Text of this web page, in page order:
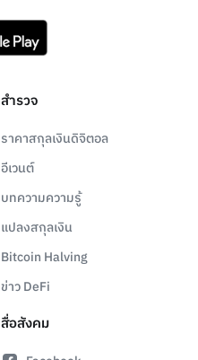
สำรวจ
ราคาสกุลเงินดิจิตอล
อีเวนต์
บทความความรู้
แปลงสกุลเงิน
Bitcoin Halving
ข่าว DeFi
สื่อสังคม